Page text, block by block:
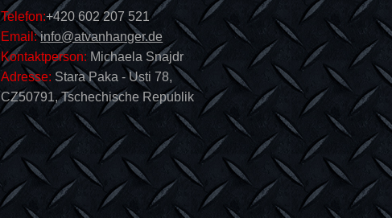
Telefon:+420 602 207 521
Email: info@atvanhanger.de
Kontaktperson: Michaela Snajdr
Adresse: Stara Paka - Usti 78,
CZ50791, Tschechische Republik